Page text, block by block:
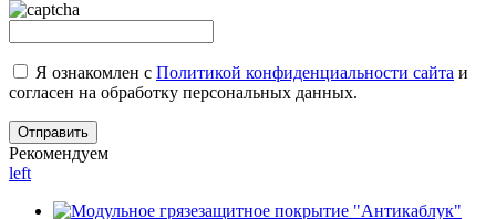
Я ознакомлен с Политикой конфиденциальности сайта и
согласен на обработку персональных данных.
Рекомендуем
left